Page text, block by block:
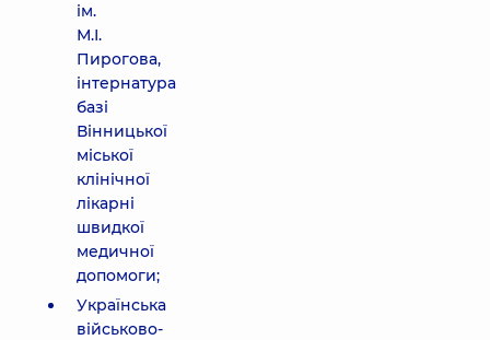
ім.
М.І.
Пирогова,
інтернатура
базі
Вінницької
міської
клінічної
лікарні
швидкої
медичної
допомоги;
Українська
військово-